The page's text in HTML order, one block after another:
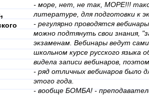
- море, нет, не так, МОРЕ!!!
литературе, для подготовки к
- регулярно проводятся
можно подтянуть свои знания,
экзаменам. Вебинары ведут
школьном курсе русского языка
видела записи вебинаров,
- ряд отличных вебинаров было
этого года.
- вообще БОМБА! -